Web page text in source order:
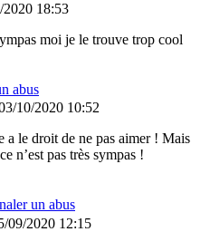
2020 18:53
moi je le trouve trop cool
abus
10/2020 10:52
a le droit de ne pas aimer ! Mais
n’est pas très sympas !
un abus
09/2020 12:15